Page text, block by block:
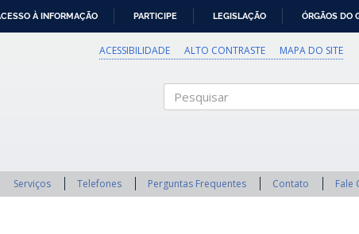
À INFORMAÇÃO PARTICIPE LEGISLAÇÃO ÓRGÃOS DO
ACESSIBILIDADE ALTO CONTRASTE MAPA DO SITE
Serviços Telefones Perguntas Frequentes Contato Fale